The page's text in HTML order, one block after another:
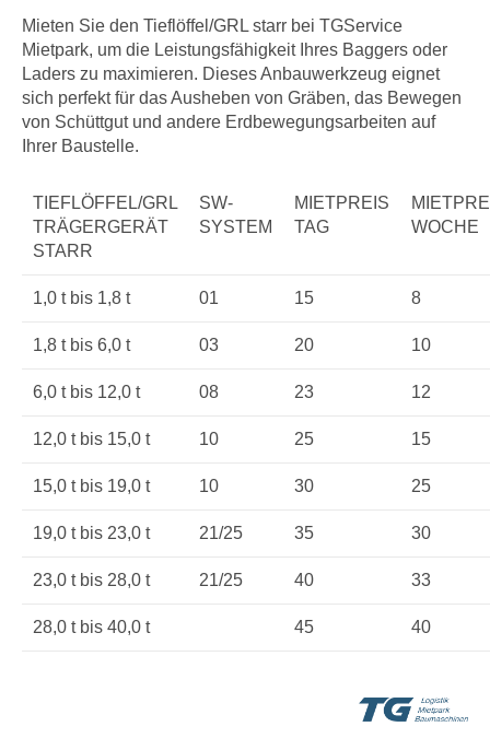
Mieten Sie den Tieflöffel/GRL starr bei TGService
Mietpark, um die Leistungsfähigkeit Ihres Baggers oder
Laders zu maximieren. Dieses Anbauwerkzeug eignet
sich perfekt für das Ausheben von Gräben, das Bewegen
von Schüttgut und andere Erdbewegungsarbeiten auf
Ihrer Baustelle.
TIEFLÖFFEL/GRL
TRÄGERGERÄT
STARR
SW-
SYSTEM
MIETPREIS
TAG
WOCHE
1,0 t bis 1,8 t 01 15 8
1,8 t bis 6,0 t 03 20 10
6,0 t bis 12,0 t 08 23 12
12,0 t bis 15,0 t 10 25 15
15,0 t bis 19,0 t 10 30 25
19,0 t bis 23,0 t 21/25 35 30
23,0 t bis 28,0 t 21/25 40 33
28,0 t bis 40,0 t 45 40